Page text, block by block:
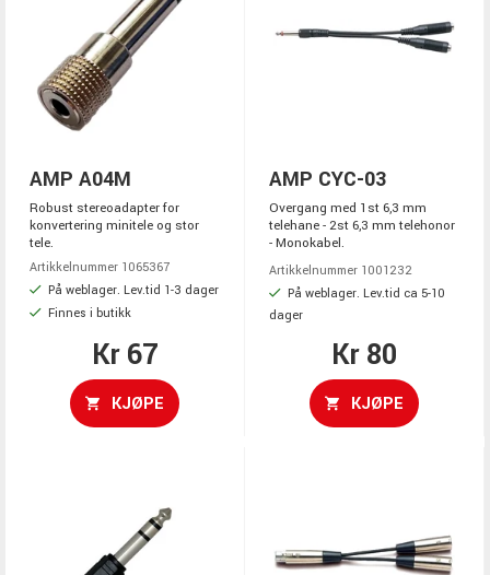
AMP A04M
Robust stereoadapter for
konvertering minitele og stor
tele.
Artikkelnummer 1065367
På weblager. Lev.tid 1-3 dager
Finnes i butikk
Kr 67
KJØPE
AMP CYC-03
Overgang med 1st 6,3 mm
telehane - 2st 6,3 mm telehonor
- Monokabel.
Artikkelnummer 1001232
På weblager. Lev.tid ca 5-10
dager
Kr 80
KJØPE